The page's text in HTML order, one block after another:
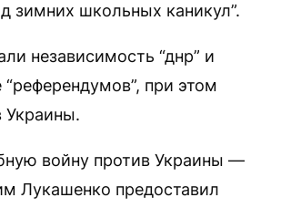
зимних школьных каникул”.
независимость “днр” и
“референдумов”, при этом
Украины.
войну против Украины —
Лукашенко предоставил